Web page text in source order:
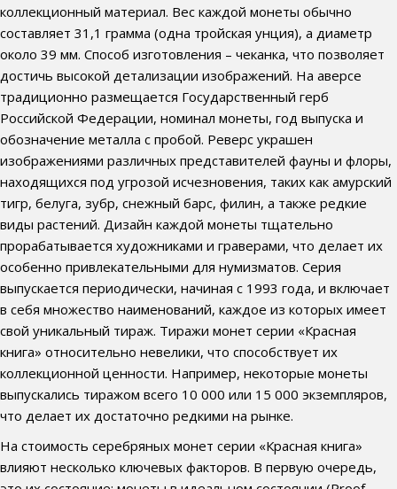
коллекционный материал. Вес каждой монеты обычно
составляет 31,1 грамма (одна тройская унция), а диаметр
около 39 мм. Способ изготовления – чеканка, что позволяет
достичь высокой детализации изображений. На аверсе
традиционно размещается Государственный герб
Российской Федерации, номинал монеты, год выпуска и
обозначение металла с пробой. Реверс украшен
изображениями различных представителей фауны и флоры,
находящихся под угрозой исчезновения, таких как амурский
тигр, белуга, зубр, снежный барс, филин, а также редкие
виды растений. Дизайн каждой монеты тщательно
прорабатывается художниками и граверами, что делает их
особенно привлекательными для нумизматов. Серия
выпускается периодически, начиная с 1993 года, и включает
в себя множество наименований, каждое из которых имеет
свой уникальный тираж. Тиражи монет серии «Красная
книга» относительно невелики, что способствует их
коллекционной ценности. Например, некоторые монеты
выпускались тиражом всего 10 000 или 15 000 экземпляров,
что делает их достаточно редкими на рынке.
На стоимость серебряных монет серии «Красная книга»
влияют несколько ключевых факторов. В первую очередь,